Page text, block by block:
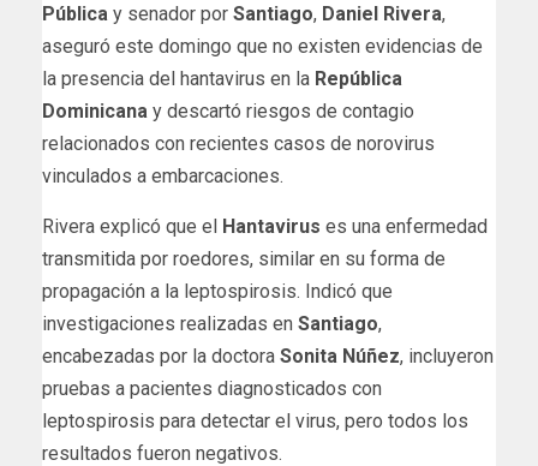
Pública y senador por Santiago, Daniel Rivera,
aseguró este domingo que no existen evidencias de
la presencia del hantavirus en la República
Dominicana y descartó riesgos de contagio
relacionados con recientes casos de norovirus
vinculados a embarcaciones.
Rivera explicó que el Hantavirus es una enfermedad
transmitida por roedores, similar en su forma de
propagación a la leptospirosis. Indicó que
investigaciones realizadas en Santiago,
encabezadas por la doctora Sonita Núñez, incluyeron
pruebas a pacientes diagnosticados con
leptospirosis para detectar el virus, pero todos los
resultados fueron negativos.